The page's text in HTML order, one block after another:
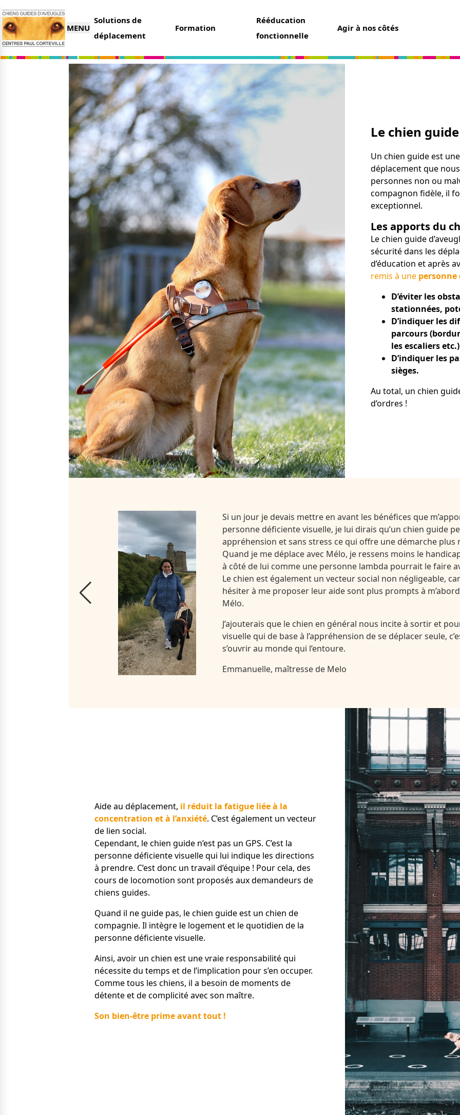
MENU
Solutions de
déplacement
Formation
Rééducation
fonctionnelle
Agir à nos côtés
L’association
Qui sommes-nous ?
Nos partenaires
Nos centres
Actualités
Nos remises
Nos dernières actus
Le magazine du donateur
Le chien guide d’aveugle
La canne blanche électronique
Formation & Rééducation fonctionnelle
Formation
Rééducation fonctionnelle
Nous aider
Faire un don
Legs et assurance vie
Organiser une collecte
Parrainer un futur chien guide
Devenir famille d’accueil
Devenir bénévole
Tout savoir
Irremplaçables, la série
Nous contacter
Le chien
Un chien guide est
déplacement que
personnes non ou
compagnon fidèle, il
exceptionnel.
Les apports du
Le chien guide
sécurité dans les
d’éducation et après
remis à une
D’éviter les
stationnées,
D’indiquer les
parcours
les escaliers etc.)
D’indiquer les
sièges.
Au total, un chien
d’ordres !
Si un jour je devais mettre en avant les bénéfices que
personne déficiente visuelle, je lui dirais qu’un chien guide
appréhension et sans stress ce qui offre une démarche plus
Quand je me déplace avec Mélo, je ressens moins le
à côté de lui comme une personne lambda pourrait le faire
Le chien est également un vecteur social non négligeable,
hésiter à me proposer leur aide sont plus prompts à
Mélo.
J’ajouterais que le chien en général nous incite à sortir et
visuelle qui de base à l’appréhension de se déplacer seule,
s’ouvrir au monde qui l’entoure.
Emmanuelle, maîtresse de Melo
Aide au déplacement, il réduit la fatigue liée à la
concentration et à l’anxiété. C’est également un vecteur
de lien social.
Cependant, le chien guide n’est pas un GPS. C’est la
personne déficiente visuelle qui lui indique les directions
à prendre. C’est donc un travail d’équipe ! Pour cela, des
cours de locomotion sont proposés aux demandeurs de
chiens guides.
Quand il ne guide pas, le chien guide est un chien de
compagnie. Il intègre le logement et le quotidien de la
personne déficiente visuelle.
Ainsi, avoir un chien est une vraie responsabilité qui
nécessite du temps et de l’implication pour s’en occuper.
Comme tous les chiens, il a besoin de moments de
détente et de complicité avec son maître.
Son bien-être prime avant tout !